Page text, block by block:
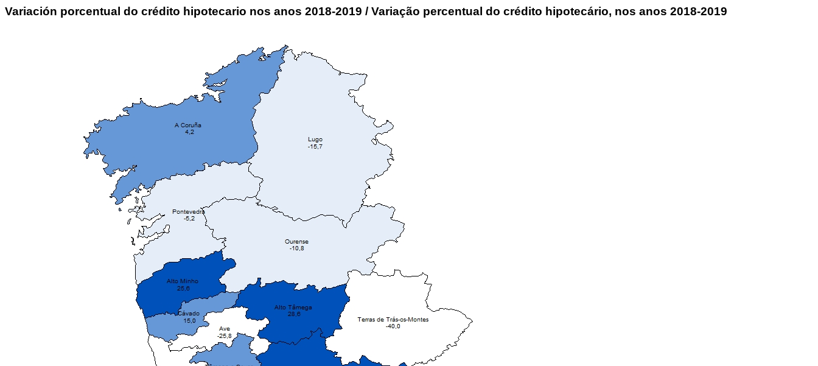
Variación porcentual do crédito hipotecario nos anos 2018-2019 / Variação percentual do crédito hipotecário, nos anos 2018-2019